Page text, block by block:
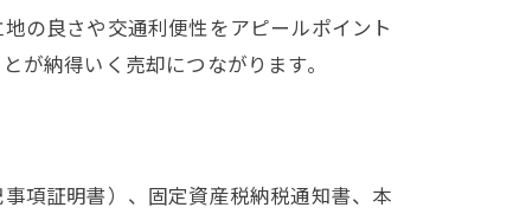
の良さや交通利便性をアピールポイント
が納得いく売却につながります。
項証明書）、固定資産税納税通知書、本